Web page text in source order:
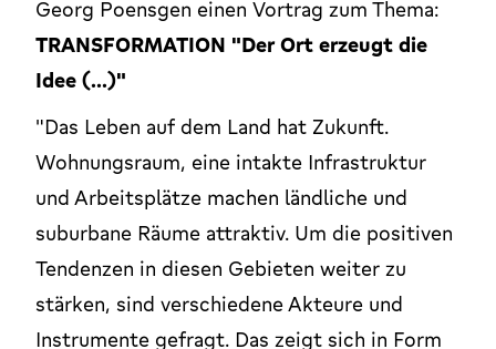
Georg Poensgen einen Vortrag zum Thema:
TRANSFORMATION "Der Ort erzeugt die
Idee (...)"
"Das Leben auf dem Land hat Zukunft.
Wohnungsraum, eine intakte Infrastruktur
und Arbeitsplätze machen ländliche und
suburbane Räume attraktiv. Um die positiven
Tendenzen in diesen Gebieten weiter zu
stärken, sind verschiedene Akteure und
Instrumente gefragt. Das zeigt sich in Form